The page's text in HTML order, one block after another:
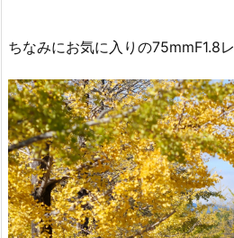
ちなみにお気に入りの75mmF1.8